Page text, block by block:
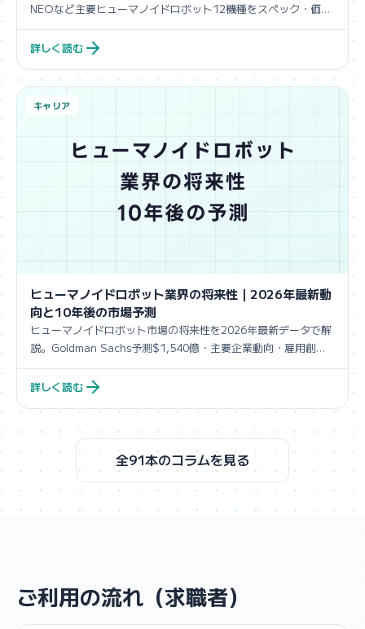
NEOなど主要ヒューマノイドロボット12機種をスペック・価
格・用途で比較。
詳しく読む
キャリア
ヒューマノイドロボット業界の将来性｜2026年最新動
向と10年後の市場予測
ヒューマノイドロボット市場の将来性を2026年最新データで解
説。Goldman Sachs予測$1,540億・主要企業動向・雇用創
出・キャリア戦略。
詳しく読む
全91本のコラムを見る
ご利用の流れ（求職者）